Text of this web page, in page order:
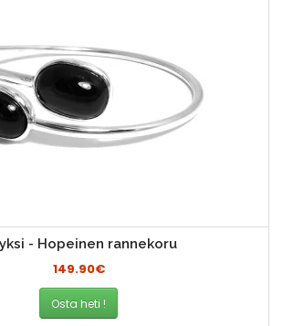
- Hopeinen rannekoru
149.90€
Osta heti !